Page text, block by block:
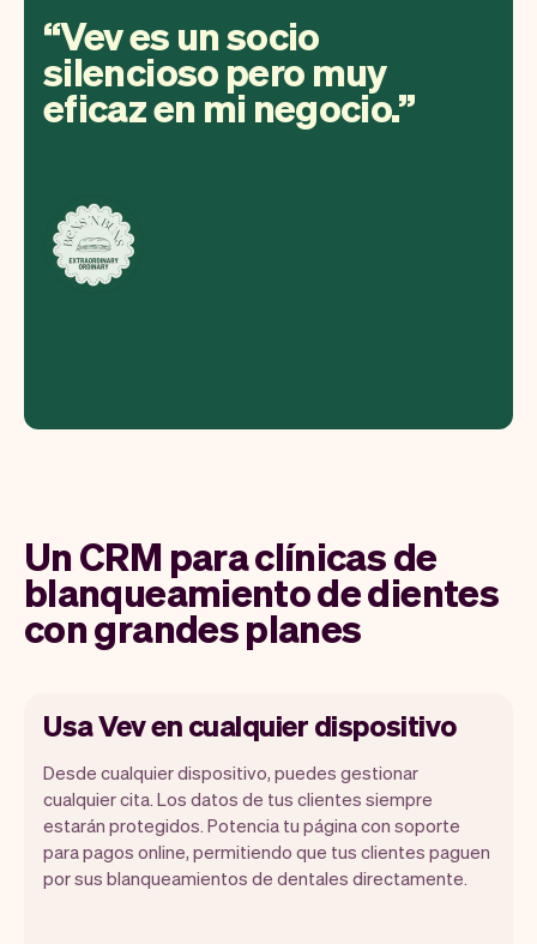
Vev es un socio
silencioso pero muy
eficaz en mi negocio.
Un CRM para clínicas de
blanqueamiento de dientes
con grandes planes
Usa Vev en cualquier dispositivo
Desde cualquier dispositivo, puedes gestionar
cualquier cita. Los datos de tus clientes siempre
estarán protegidos. Potencia tu página con soporte
para pagos online, permitiendo que tus clientes paguen
por sus blanqueamientos de dentales directamente.
Vev te permite enfocarte en tu día.